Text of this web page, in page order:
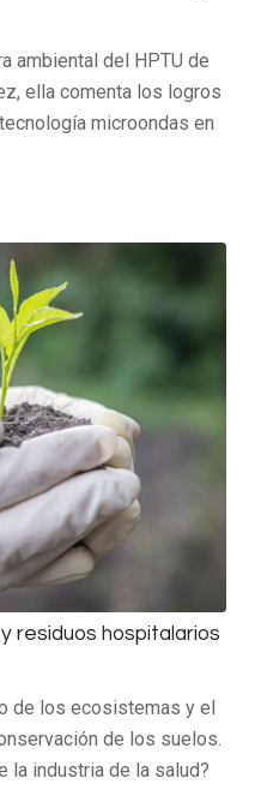
ambiental del HPTU de
ella comenta los logros
microondas en
residuos hospitalarios
de los ecosistemas y el
de los suelos.
la industria de la salud?